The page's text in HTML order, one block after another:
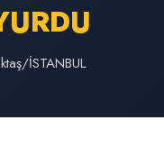
İSTANBUL